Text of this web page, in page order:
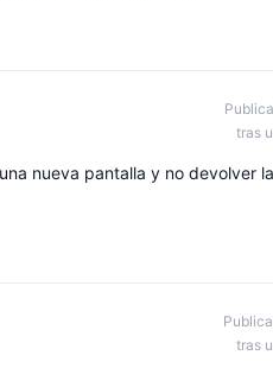
tras
nueva pantalla y no devolver
tras